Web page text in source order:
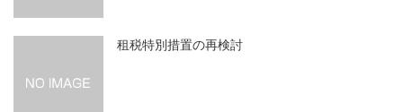
租税特別措置の再検討